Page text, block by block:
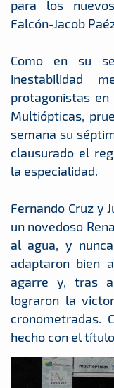
para los
Falcón-Jacob
Como en su
inestabilidad
protagonistas en
Multiópticas,
semana su
clausurado el
la especialidad.
Fernando Cruz y
un novedoso
al agua, y
adaptaron bien
agarre y, tras
lograron la
cronometradas.
hecho con el